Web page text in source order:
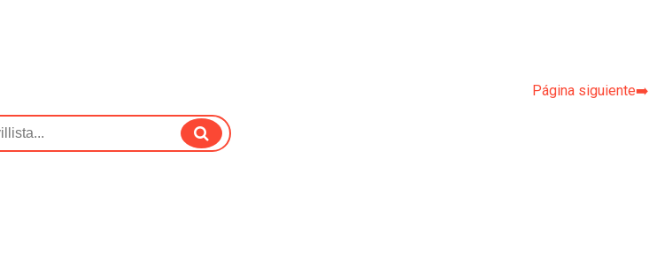
Página siguiente➡️